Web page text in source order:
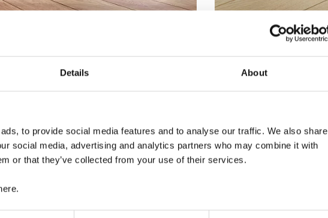
Details About
to provide social media features and to analyse our traffic. We also share
social media, advertising and analytics partners who may combine it with
or that they’ve collected from your use of their services.
& CEILING